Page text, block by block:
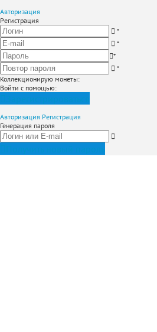
Авторизация
Регистрация
*
*
*
*
Коллекционирую монеты:
Войти с помощью:
Авторизация Регистрация
Генерация пароля